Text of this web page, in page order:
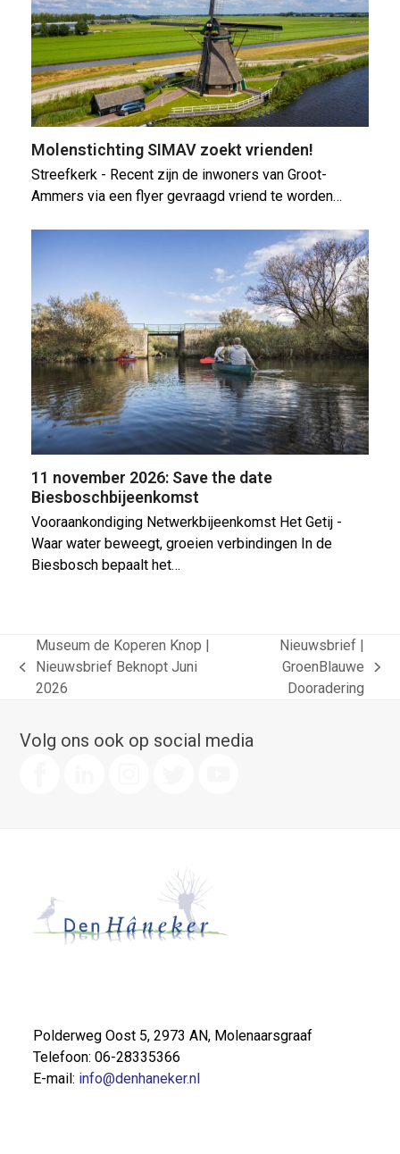
Molenstichting SIMAV zoekt vrienden!
Streefkerk - Recent zijn de inwoners van Groot-
Ammers via een flyer gevraagd vriend te worden…
11 november 2026: Save the date
Biesboschbijeenkomst
Vooraankondiging Netwerkbijeenkomst Het Getij -
Waar water beweegt, groeien verbindingen In de
Biesbosch bepaalt het…
previous
post:
Museum de Koperen Knop |
Nieuwsbrief Beknopt Juni
2026
Nieuwsbrief |
GroenBlauwe
Dooradering
Volg ons ook op social media
Polderweg Oost 5, 2973 AN, Molenaarsgraaf
Telefoon: 06-28335366
E-mail: info@denhaneker.nl